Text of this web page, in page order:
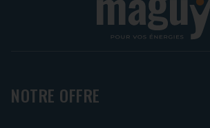
NOTRE OFFRE